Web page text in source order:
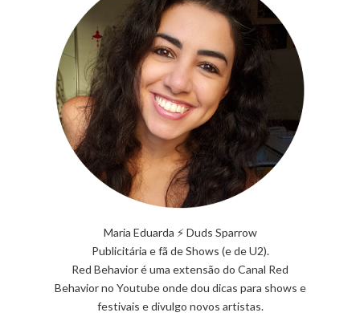
Maria Eduarda ⚡ Duds Sparrow
Publicitária e fã de Shows (e de U2).
Red Behavior é uma extensão do Canal Red
Behavior no Youtube onde dou dicas para shows e
festivais e divulgo novos artistas.